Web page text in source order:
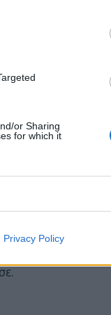
or Sharing
for which it
Privacy Policy
η
τιμών στην
σε
επίπεδο
με